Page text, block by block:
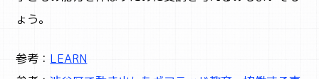
ょう。
参考： LEARN